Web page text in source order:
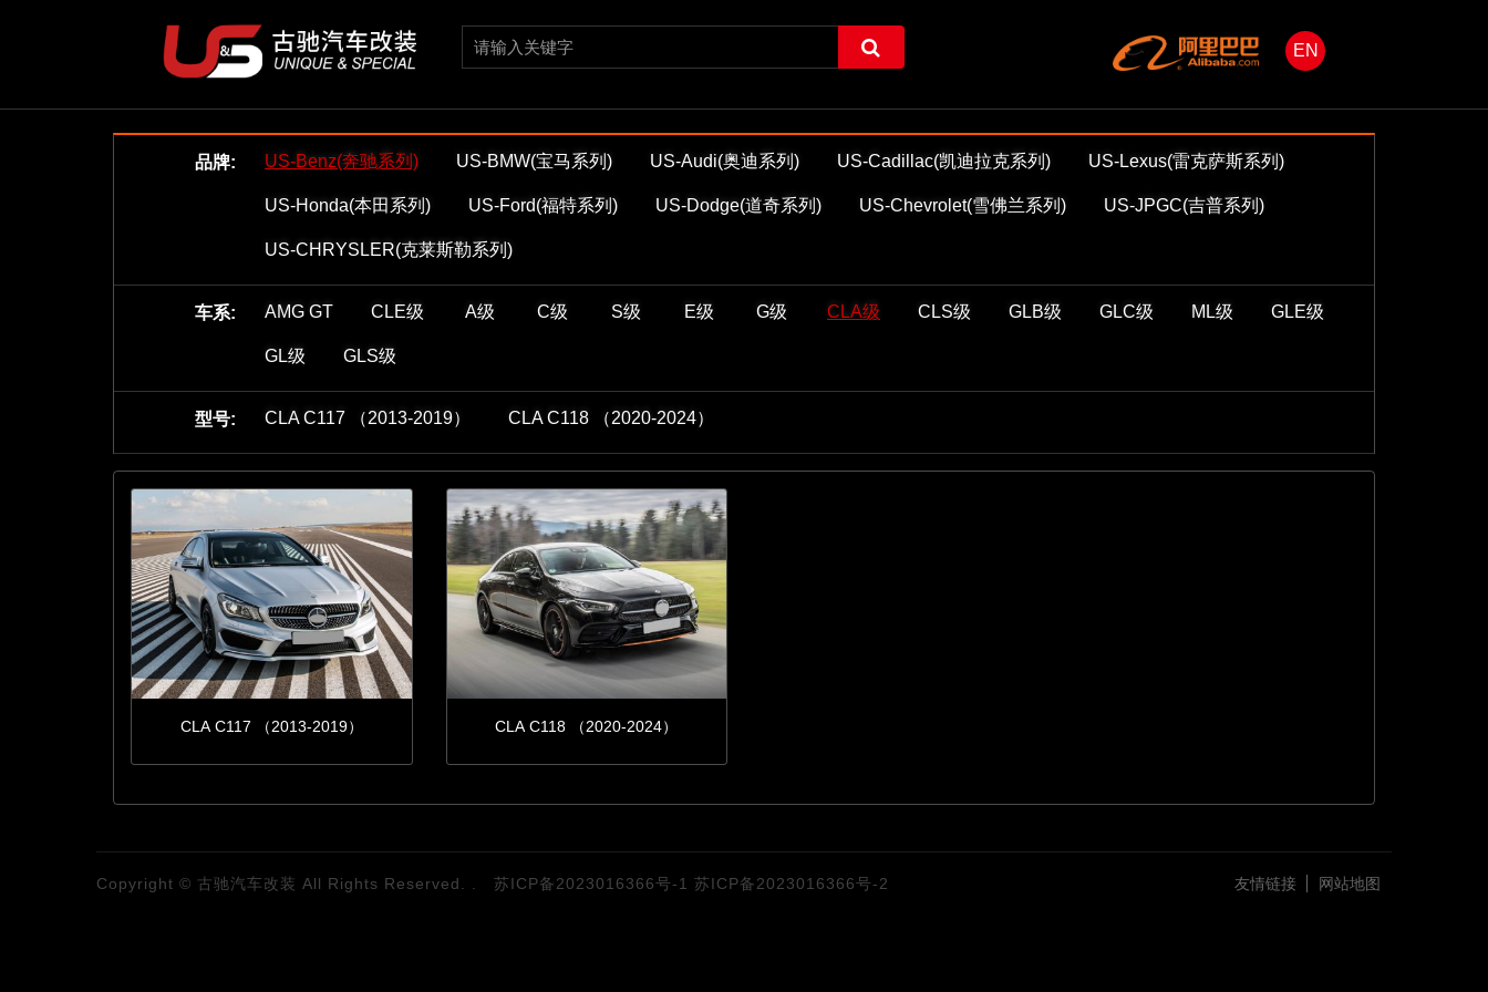
EN
品牌: US-Benz(奔驰系列) US-BMW(宝马系列) US-Audi(奥迪系列) US-Cadillac(凯迪拉克系列) US-Lexus(雷克萨斯系列)
US-Honda(本田系列) US-Ford(福特系列) US-Dodge(道奇系列) US-Chevrolet(雪佛兰系列) US-JPGC(吉普系列)
US-CHRYSLER(克莱斯勒系列)
车系: AMG GT CLE级 A级 C级 S级 E级 G级 CLA级 CLS级 GLB级 GLC级 ML级 GLE级
GL级 GLS级
型号: CLA C117 （2013-2019） CLA C118 （2020-2024）
CLA C117 （2013-2019） CLA C118 （2020-2024）
友情链接
网站地图
Copyright © 古驰汽车改装 All Rights Reserved. . 苏ICP备2023016366号-1 苏ICP备2023016366号-2